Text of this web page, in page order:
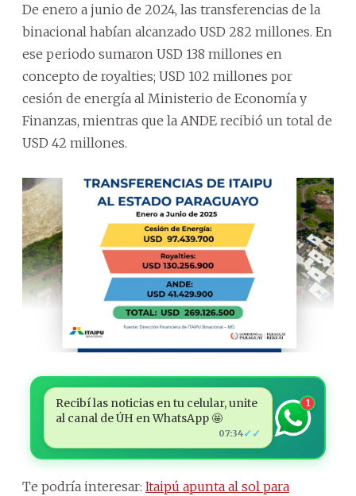
De enero a junio de 2024, las transferencias de la
binacional habían alcanzado USD 282 millones. En
ese periodo sumaron USD 138 millones en
concepto de royalties; USD 102 millones por
cesión de energía al Ministerio de Economía y
Finanzas, mientras que la ANDE recibió un total de
USD 42 millones.
Recibí las noticias en tu celular, unite
al canal de ÚH en WhatsApp 🤩
07:34✓✓
1
Te podría interesar: Itaipú apunta al sol para